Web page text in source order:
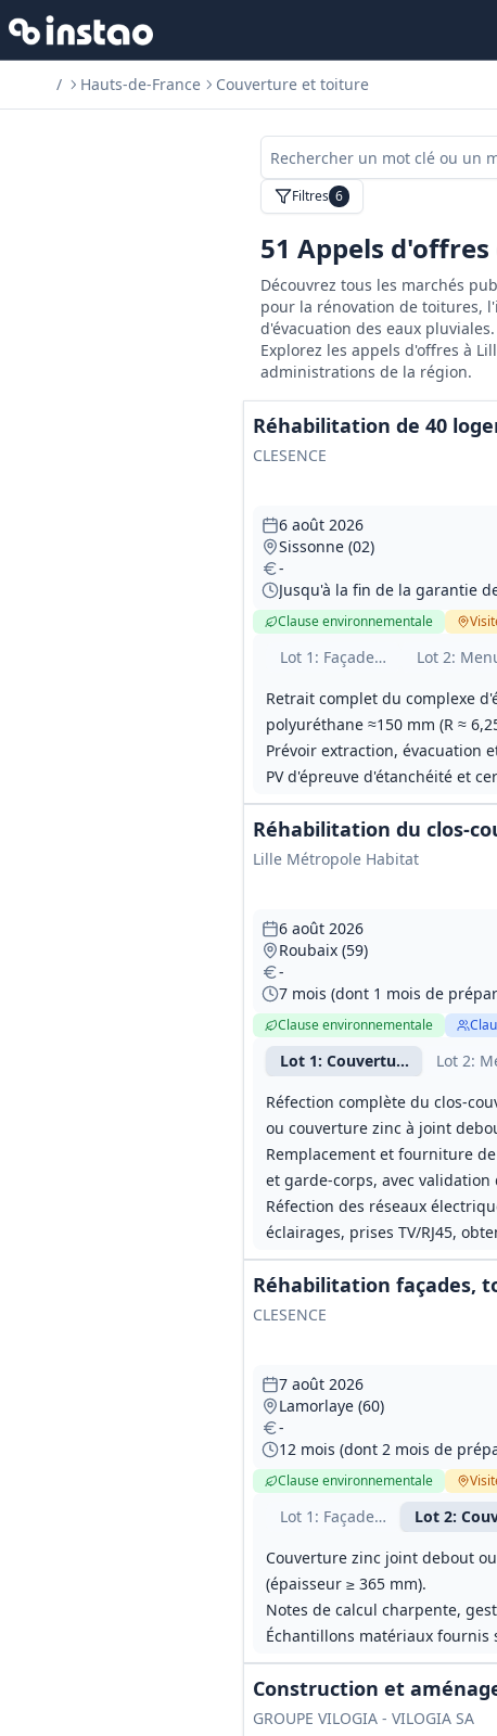
/ Hauts-de-France Couverture et toiture
Filtres 6
51 Appels
Découvrez tous les marchés
pour la rénovation de toitures,
d'évacuation des eaux pluviales.
Explorez les appels d'offres à
administrations de la région.
Réhabilitation de 40
CLESENCE
Lot 1 : Façades et ITELot 2:
Retrait complet du complexe
polyuréthane ≈150 mm (R ≈
Prévoir extraction, évacuation
PV d'épreuve d'étanchéité et
6 août 2026
Sissonne (02)
-
Jusqu'à la fin de la garantie
Clause environnementale
Réhabilitation du clos-
Lille Métropole Habitat
Lot 1: Couverture et Lot 2:
Réfection complète du clos-
ou couverture zinc à joint
Remplacement et fourniture
et garde-corps, avec
Réfection des réseaux
éclairages, prises TV/RJ45,
6 août 2026
Roubaix (59)
-
7 mois (dont 1 mois de
Clause environnementale
Réhabilitation façades,
CLESENCE
Lot 1 : Façades et Lot 2:
Couverture zinc joint debout
(épaisseur ≥ 365 mm).
Notes de calcul charpente,
Échantillons matériaux
7 août 2026
Lamorlaye (60)
-
12 mois (dont 2 mois de
Clause environnementale
Construction et
GROUPE VILOGIA - VILOGIA SA